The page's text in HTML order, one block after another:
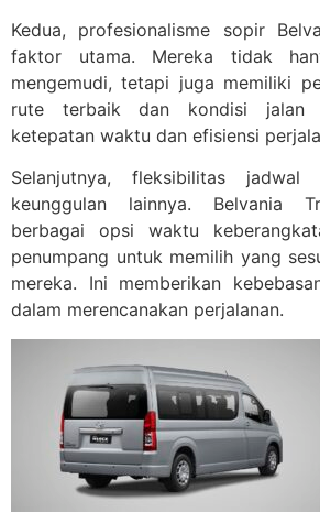
Kedua, profesionalisme sopir
faktor utama. Mereka tidak
mengemudi, tetapi juga memiliki
rute terbaik dan kondisi jalan
ketepatan waktu dan efisiensi
Selanjutnya, fleksibilitas jadwal
keunggulan lainnya. Belvania
berbagai opsi waktu
penumpang untuk memilih yang
mereka. Ini memberikan
dalam merencanakan perjalanan.